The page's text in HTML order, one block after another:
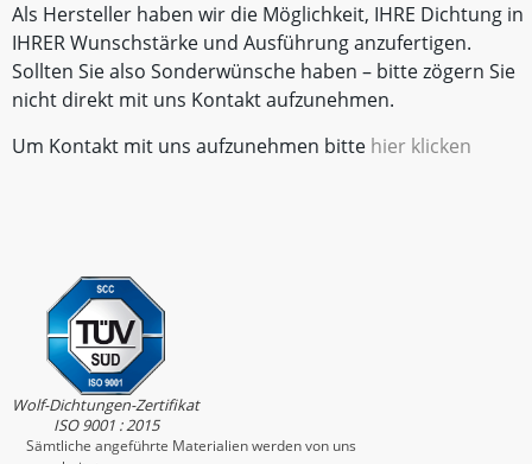
Als Hersteller haben wir die Möglichkeit, IHRE Dichtung in
IHRER Wunschstärke und Ausführung anzufertigen.
Sollten Sie also Sonderwünsche haben – bitte zögern Sie
nicht direkt mit uns Kontakt aufzunehmen.
Um Kontakt mit uns aufzunehmen bitte hier klicken
Wolf-Dichtungen-Zertifikat
ISO 9001 : 2015
Sämtliche angeführte Materialien werden von uns